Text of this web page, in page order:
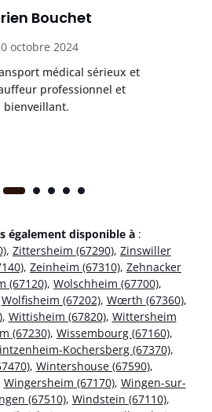
Bouchet
octobre 2024
médical sérieux et
professionnel et
bienveillant.
également disponible à :
, Zittersheim (67290), Zinswiller
, Zeinheim (67310), Zehnacker
(67120), Wolschheim (67700),
Wolfisheim (67202), Wœrth (67360),
, Wittisheim (67820), Wittersheim
(67230), Wissembourg (67160),
Kochersberg (67370),
, Wintershouse (67590),
Wingersheim (67170), Wingen-sur-
(67510), Windstein (67110),